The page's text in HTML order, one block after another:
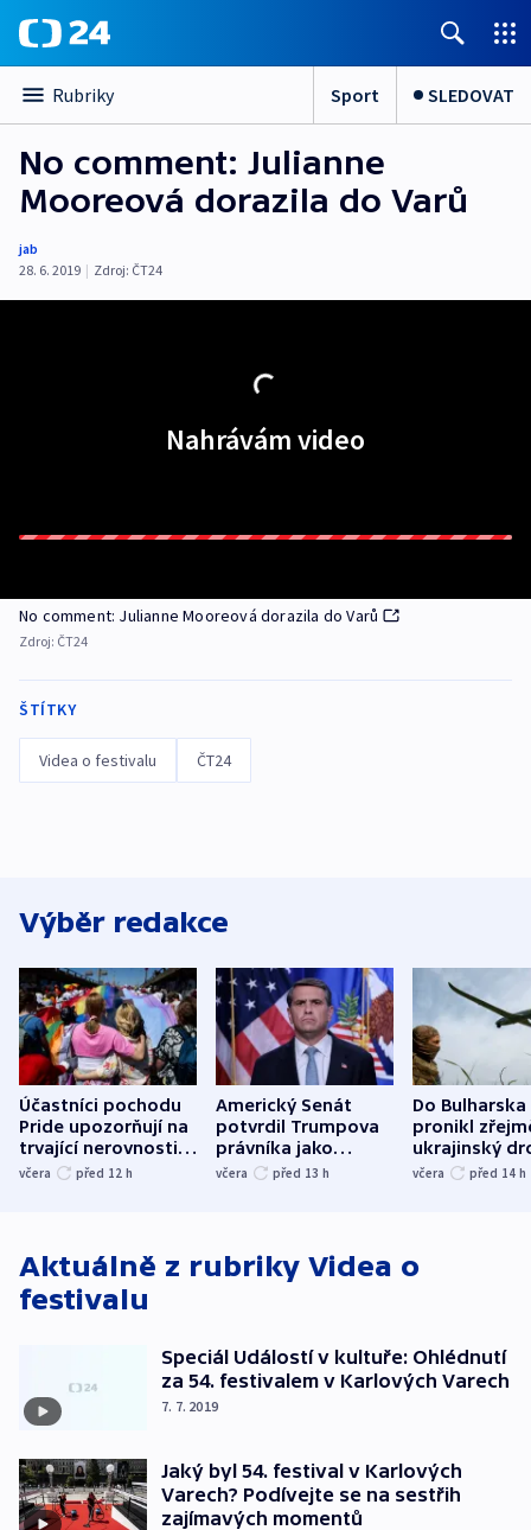
Rubriky Sport SLEDOVAT
No comment: Julianne
Mooreová dorazila do Varů
jab
28. 6. 2019 | Zdroj: ČT24
Nahrávám video
No comment: Julianne Mooreová dorazila do Varů
Zdroj: ČT24
ŠTÍTKY
Videa o festivalu ČT24
Výběr redakce
Účastníci pochodu
Pride upozorňují na
trvající nerovnosti i
společenskou
včera před 12 h
Americký Senát
potvrdil Trumpova
právníka jako
ministra
včera před 13 h
Do Bulharska
pronikl
ukrajinský
explodoval
včera před 14 h
Aktuálně z rubriky Videa o
festivalu
Speciál Událostí v kultuře: Ohlédnutí
za 54. festivalem v Karlových Varech
7. 7. 2019
Jaký byl 54. festival v Karlových
Varech? Podívejte se na sestřih
zajímavých momentů